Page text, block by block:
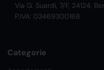
Via G. Suardi, 7/F, 24124,
P.IVA: 03469300168
Categorie